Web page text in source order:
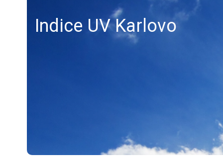
Indice UV Karlovo